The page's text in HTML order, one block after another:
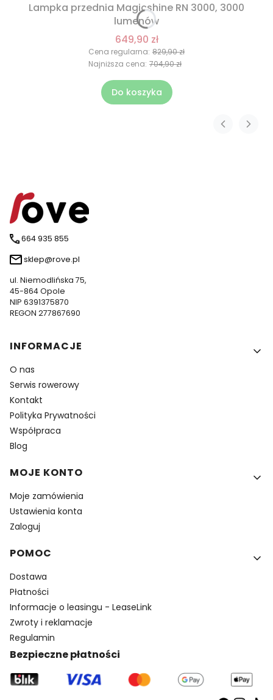
Lampka przednia Magicshine RN 3000, 3000
lumenów
649,90 zł
Cena regularna: 829,90 zł
Najniższa cena: 704,90 zł
Do koszyka
664 935 855
sklep@rove.pl
ul. Niemodlińska 75,
45-864 Opole
NIP 6391375870
REGON 277867690
Linki w stopce
INFORMACJE
O nas
Serwis rowerowy
Kontakt
Polityka Prywatności
Współpraca
Blog
MOJE KONTO
Moje zamówienia
Ustawienia konta
Zaloguj
POMOC
Dostawa
Płatności
Informacje o leasingu - LeaseLink
Zwroty i reklamacje
Regulamin
Bezpieczne płatności